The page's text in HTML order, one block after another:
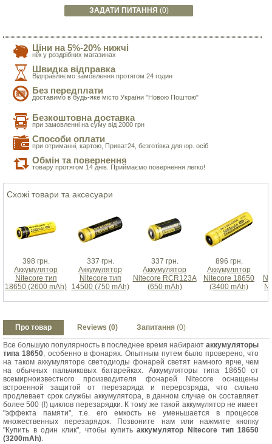
ЗАДАТИ ПИТАННЯ (0)
Ціни на 5%-20% нижчі
ніж у роздрібних магазинах
Швидка відправка
Відправляємо замовлення протягом 24 годин
Без передплати
доставимо в будь-яке місто України "Новою Поштою"
Безкоштовна доставка
при замовленні на суму від 2000 грн
Способи оплати
при отриманні, картою, Приват24, безготівка для юр. осіб
Обмін та повернення
товару протягом 14 днів. Приймаємо повернення легко!
Схожі товари та аксесуари
398 грн.
Аккумулятор
Nitecore тип
18650 (2600 mAh)
337 грн.
Аккумулятор
Nitecore тип
14500 (750 mAh)
337 грн.
Аккумулятор
Nitecore RCR123A
(650 mAh)
896 грн.
Аккумулятор
Nitecore 18650
(3400 mAh)
Про товар Reviews (0) Запитання (0)
Все большую популярность в последнее время набираютаккумуляторы
типа 18650, особенно в фонарях. Опытным путем было проверено, что
на таком аккумуляторе светодиоды фонарей светят намного ярче, чем
на обычных пальчиковых батарейках. Аккумуляторы типа 18650 от
всемирноизвестного производителя фонарей Nitecore оснащены
встроенной защитой от перезаряда и перерозряда, что сильно
продлевает срок службы аккумулятора, в данном случае он составляет
более 500 (!) циклов перезарядки. К тому же такой аккумулятор не имеет
"эффекта памяти", т.е. его емкость не уменьшается в процессе
множественных перезарядок. Позвоните нам или нажмите кнопку
"Купить в один клик", чтобы купитьаккумулятор Nitecore тип 18650
(3200mAh).